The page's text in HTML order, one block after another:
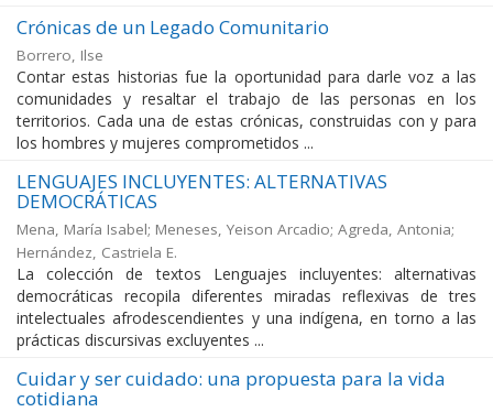
Crónicas de un Legado Comunitario
Borrero, Ilse
Contar estas historias fue la oportunidad para darle voz a las
comunidades y resaltar el trabajo de las personas en los
territorios. Cada una de estas crónicas, construidas con y para
los hombres y mujeres comprometidos ...
LENGUAJES INCLUYENTES: ALTERNATIVAS
DEMOCRÁTICAS
Mena, María Isabel; Meneses, Yeison Arcadio; Agreda, Antonia;
Hernández, Castriela E.
La colección de textos Lenguajes incluyentes: alternativas
democráticas recopila diferentes miradas reflexivas de tres
intelectuales afrodescendientes y una indígena, en torno a las
prácticas discursivas excluyentes ...
Cuidar y ser cuidado: una propuesta para la vida
cotidiana